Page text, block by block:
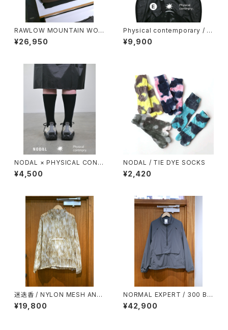
RAWLOW MOUNTAIN WOR
KS / HIKER BAKER PANTS
¥26,950
Physical contemporary / Q
uiet smr cap
¥9,900
NODAL × PHYSICAL CONT
MPRY.
¥4,500
NODAL / TIE DYE SOCKS
¥2,420
迷迭香 / NYLON MESH ANO
RAK
¥19,800
NORMAL EXPERT / 300 BL
OUSON
¥42,900